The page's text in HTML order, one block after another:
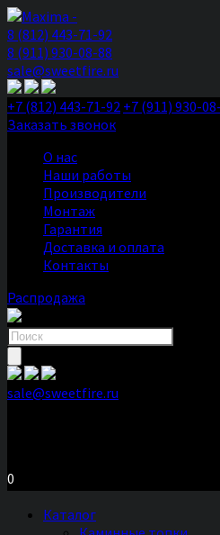
8 (812) 443-71-92
8 (911) 930-08-88
sale@sweetfire.ru
+7 (812) 443-71-92 +7 (911) 930-
Заказать звонок
О нас
Наши работы
Производители
Монтаж
Гарантия
Доставка и оплата
Контакты
Распродажа
Поиск
товаров
sale@sweetfire.ru
0
Каталог